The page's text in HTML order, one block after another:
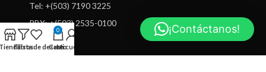
Tel: +(503) 7190 3225
PBX: +(503) 2535-0100
Filtros
Lista de deseos
0
Carro
Mi cuenta
¡Contáctanos!